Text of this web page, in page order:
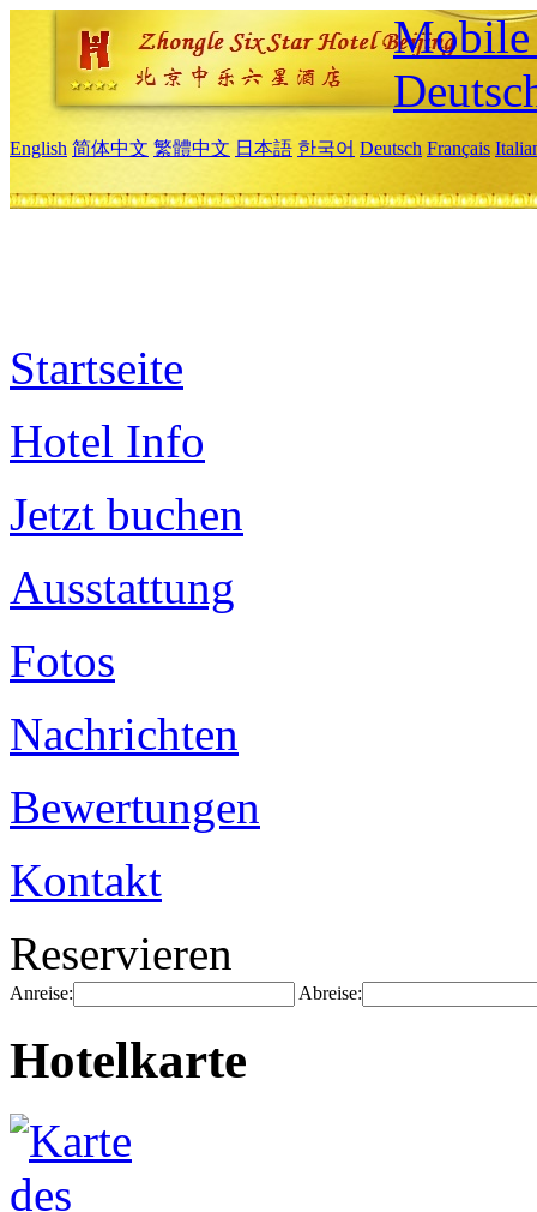
Mobile
English 简体中文 繁體中文 日本語 한국어 Deutsch Français
Startseite
Hotel Info
Jetzt buchen
Ausstattung
Fotos
Nachrichten
Bewertungen
Kontakt
Reservieren
Anreise: Abreise:
Hotelkarte